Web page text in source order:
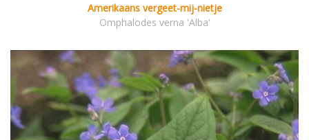
Amerikaans vergeet-mij-nietje
Omphalodes verna 'Alba'